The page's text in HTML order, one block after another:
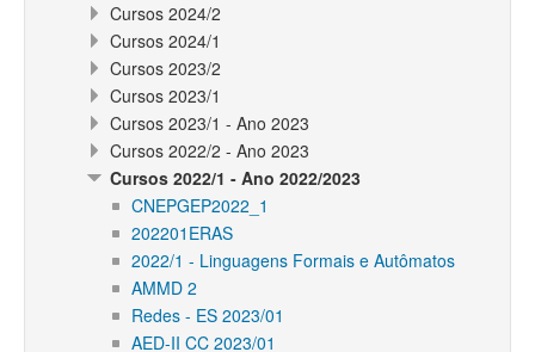
Cursos 2024/2
Cursos 2024/1
Cursos 2023/2
Cursos 2023/1
Cursos 2023/1 - Ano 2023
Cursos 2022/2 - Ano 2023
Cursos 2022/1 - Ano 2022/2023
CNEPGEP2022_1
202201ERAS
2022/1 - Linguagens Formais e Autômatos
AMMD 2
Redes - ES 2023/01
AED-II CC 2023/01